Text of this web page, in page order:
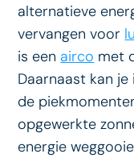
alternatieve
vervangen voor
is een airco met
Daarnaast kan
de
opgewerkte
energie